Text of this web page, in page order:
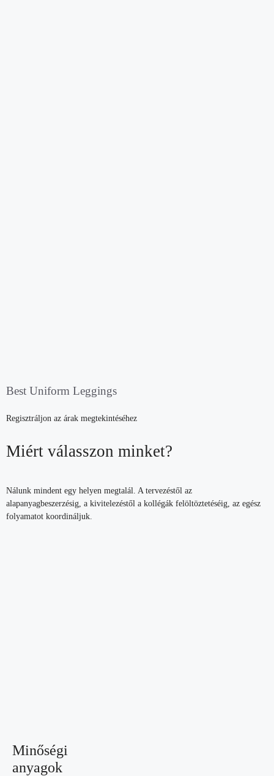
Best Uniform Leggings
Regisztráljon az árak megtekintéséhez
Miért válasszon minket?
Nálunk mindent egy helyen megtalál. A tervezéstől az
alapanyagbeszerzésig, a kivitelezéstől a kollégák felöltöztetéséig, az egész
folyamatot koordináljuk.
Minőségi
anyagok